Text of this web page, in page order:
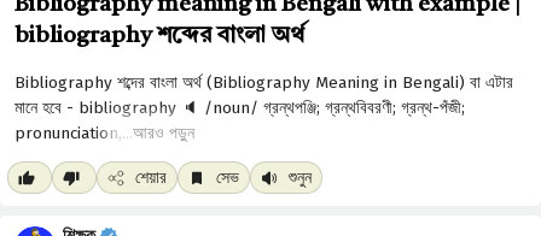
Bibliography meaning in Bengali with example |
bibliography শব্দের বাংলা অর্থ
আরও পড়ুন
শেয়ার সেভ শুনুন